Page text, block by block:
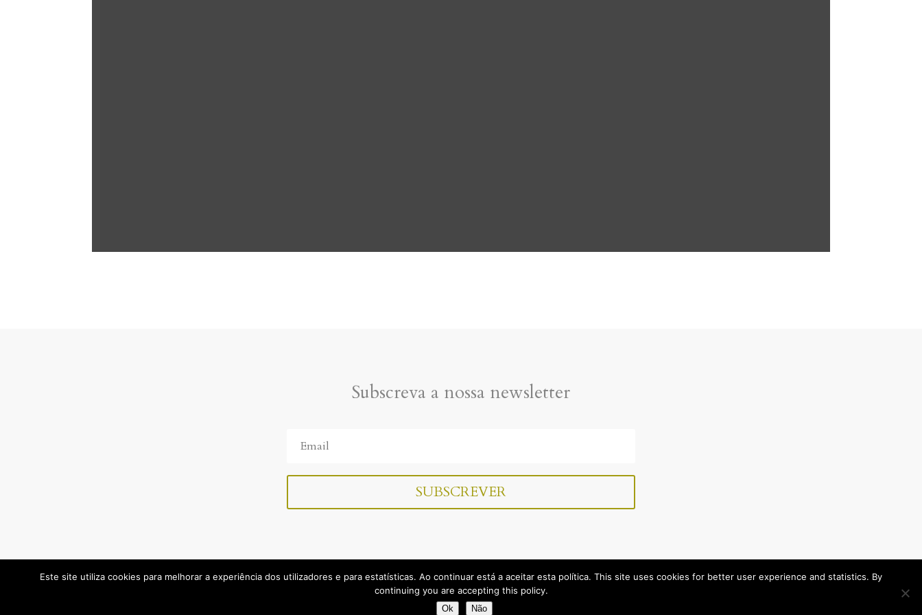
Subscreva a nossa newsletter
Home Reservas Como chegar Créditos
Este site utiliza cookies para melhorar a experiência dos utilizadores e para estatísticas. Ao continuar está a aceitar esta política. This site uses cookies for better user experience and statistics. By
continuing you are accepting this policy.
Ok Não